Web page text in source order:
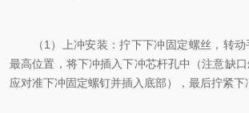
（1）上冲安装：拧下下冲固定螺丝，转动
最高位置，将下冲插入下冲芯杆孔中（注意缺
应对准下冲固定螺钉并插入底部），最后拧紧下